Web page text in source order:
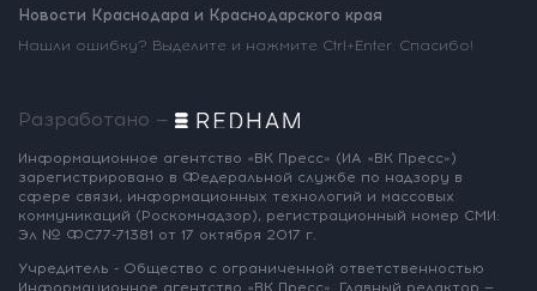
Новости Краснодара и Краснодарского края
Нашли ошибку? Выделите и нажмите Ctrl+Enter. Спасибо!
Разработано —
Информационное агентство «ВК Пресс» (ИА «ВК Пресс»)
зарегистрировано в Федеральной службе по надзору в
сфере связи, информационных технологий и массовых
коммуникаций (Роскомнадзор), регистрационный номер СМИ:
Эл № ФС77-71381 от 17 октября 2017 г.
Учредитель - Общество с ограниченной ответственностью
Информационное агентство «ВК Пресс». Главный редактор —